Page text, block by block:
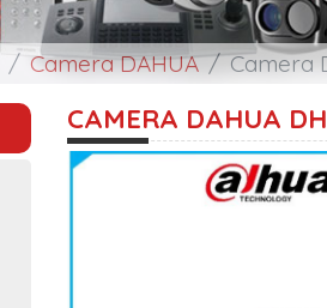
Camera DAHUA Camera
CAMERA DAHUA